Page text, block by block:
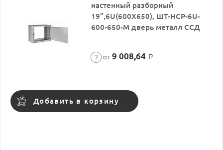
настенный разборный
19”,6U(600X650), ШТ-НСР-6U-
600-650-М дверь металл ССД
от 9 008,64 Р
Добавить в корзину